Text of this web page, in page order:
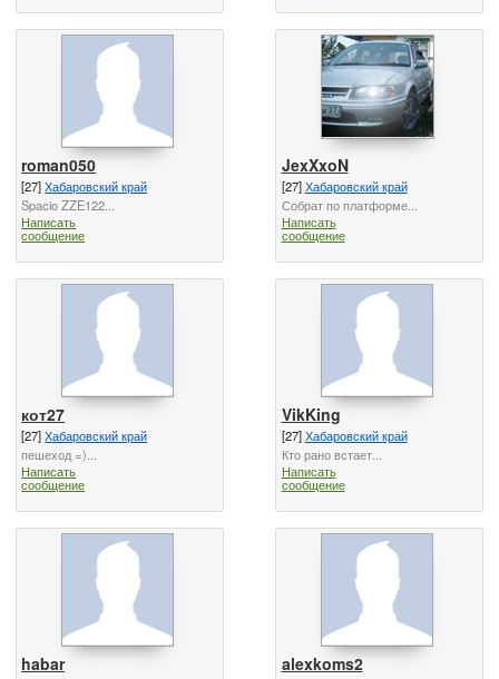
roman050
[27]Хабаровский край
Spacio ZZE122...
Написать
сообщение
JexXxoN
[27]Хабаровский край
Собрат по платформе...
Написать
сообщение
кот27
[27]Хабаровский край
пешеход =)...
Написать
сообщение
VikKing
[27]Хабаровский край
Кто рано встает...
Написать
сообщение
habar alexkoms2